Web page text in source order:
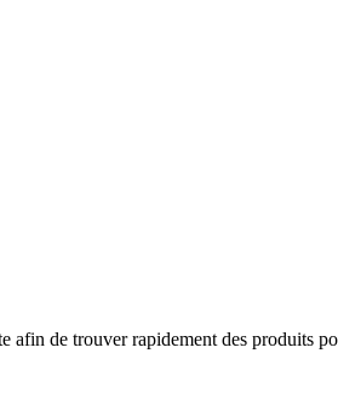
afin de trouver rapidement des produits